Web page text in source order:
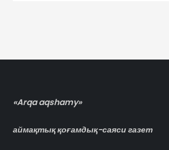
«Arqa aqshamy»
аймақтық қоғамдық-саяси газет